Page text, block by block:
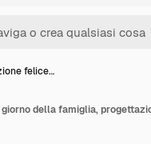
felice…
della famiglia,